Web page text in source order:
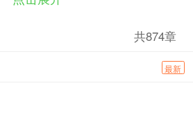
巾众一脸笃定的拦住某人。
共874章
最新